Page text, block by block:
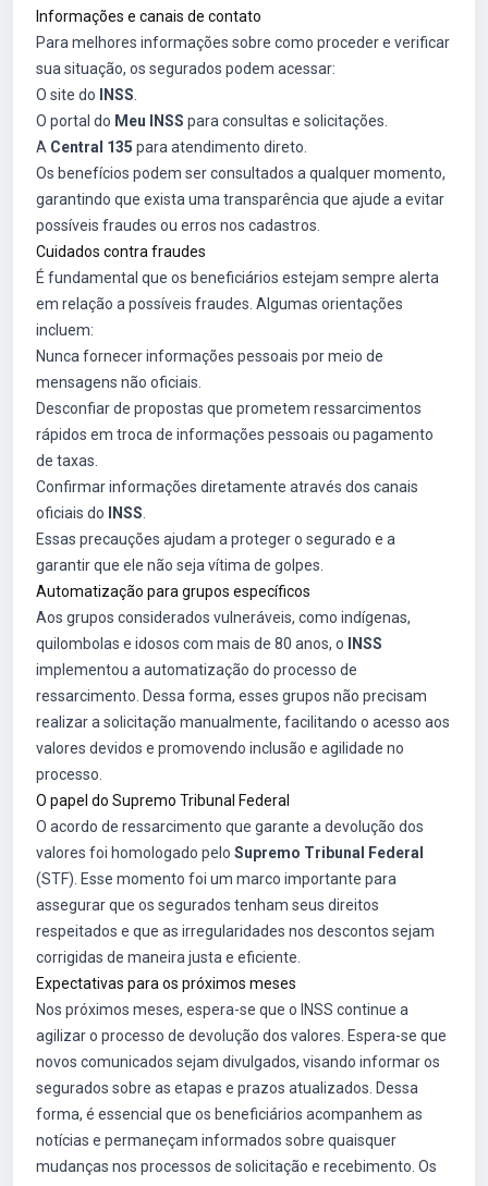
Informações e canais de contato
Para melhores informações sobre como proceder e verificar
sua situação, os segurados podem acessar:
O site do
INSS
O portal do Meu INSS para consultas e solicitações.
A Central 135 para atendimento direto.
Os benefícios podem ser consultados a qualquer momento,
garantindo que exista uma transparência que ajude a evitar
possíveis fraudes ou erros nos cadastros.
Cuidados contra fraudes
É fundamental que os beneficiários estejam sempre alerta
em relação a possíveis fraudes. Algumas orientações
incluem:
Nunca fornecer informações pessoais por meio de
mensagens não oficiais.
Desconfiar de propostas que prometem ressarcimentos
rápidos em troca de informações pessoais ou pagamento
de taxas.
Confirmar informações diretamente através dos canais
oficiais do
INSS
Essas precauções ajudam a proteger o segurado e a
garantir que ele não seja vítima de golpes.
Automatização para grupos específicos
Aos grupos considerados vulneráveis, como indígenas,
quilombolas e idosos com mais de 80 anos, o
INSS
implementou a automatização do processo de
ressarcimento. Dessa forma, esses grupos não precisam
realizar a solicitação manualmente, facilitando o acesso aos
valores devidos e promovendo inclusão e agilidade no
processo.
O papel do Supremo Tribunal Federal
O acordo de ressarcimento que garante a devolução dos
valores foi homologado pelo Supremo Tribunal Federal
(STF). Esse momento foi um marco importante para
assegurar que os segurados tenham seus direitos
respeitados e que as irregularidades nos descontos sejam
corrigidas de maneira justa e eficiente.
Expectativas para os próximos meses
Nos próximos meses, espera-se que o INSS continue a
agilizar o processo de devolução dos valores. Espera-se que
novos comunicados sejam divulgados, visando informar os
segurados sobre as etapas e prazos atualizados. Dessa
forma, é essencial que os beneficiários acompanhem as
notícias e permaneçam informados sobre quaisquer
mudanças nos processos de solicitação e recebimento. Os